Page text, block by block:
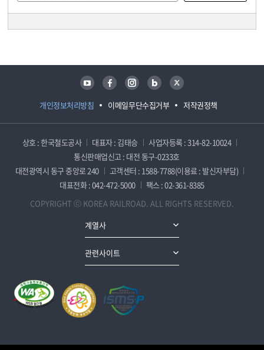
개인정보처리방침 이메일무단수집거부 저작권정책
유튜브 페이스북 인스타그램 블로그 트위터
상호 : 한국철도공사 대표자 : 김태승
사업자등록 : 314-82-10024
통신판매업신고 : 대전 동구-0233호
대전광역시 동구 중앙로 240
고객센터 : 1588-7788(이용료 : 발신자부담)
대표전화 : 042-472-5000
팩스 : 02-361-8385
COPYRIGHT ⓒ KOREA RAILROAD. ALL RIGHTS RESERVED.
계열사
관련사이트